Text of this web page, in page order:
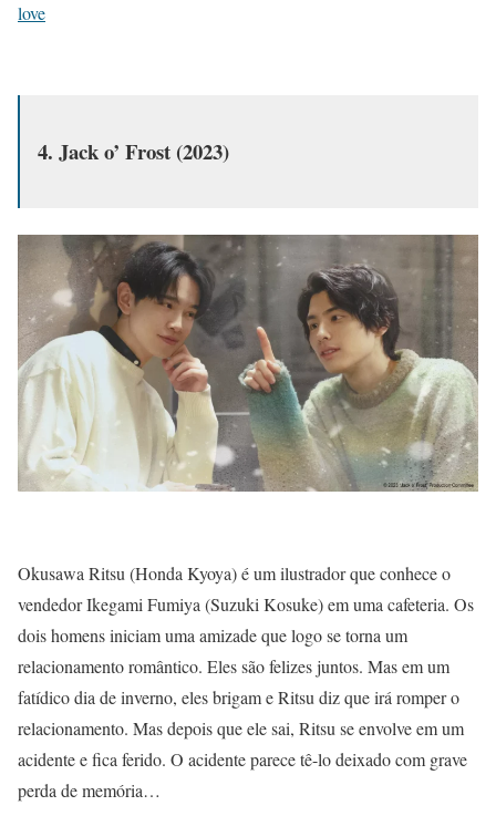
love
4. Jack o’ Frost (2023)
Okusawa Ritsu (Honda Kyoya) é um ilustrador que conhece o
vendedor Ikegami Fumiya (Suzuki Kosuke) em uma cafeteria. Os
dois homens iniciam uma amizade que logo se torna um
relacionamento romântico. Eles são felizes juntos. Mas em um
fatídico dia de inverno, eles brigam e Ritsu diz que irá romper o
relacionamento. Mas depois que ele sai, Ritsu se envolve em um
acidente e fica ferido. O acidente parece tê-lo deixado com grave
perda de memória…